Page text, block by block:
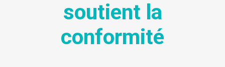
soutient la
conformité